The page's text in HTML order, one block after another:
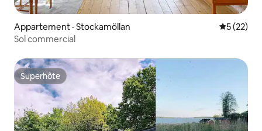
Appartement · Stockamöllan Note
5 (22)
Sol commercial
Superhôte
Superhôte